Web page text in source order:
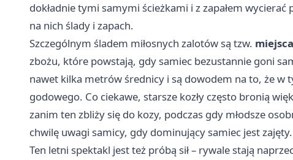
dokładnie tymi samymi ścieżkami i z zapałem
na nich ślady i zapach.
Szczególnym śladem miłosnych zalotów są tzw.
zbożu, które powstają, gdy samiec bezustannie goni
nawet kilka metrów średnicy i są dowodem na to, że w
godowego. Co ciekawe, starsze kozły często bronią
zanim ten zbliży się do kozy, podczas gdy młodsze
chwilę uwagi samicy, gdy dominujący samiec jest zajęty.
Ten letni spektakl jest też próbą sił – rywale stają